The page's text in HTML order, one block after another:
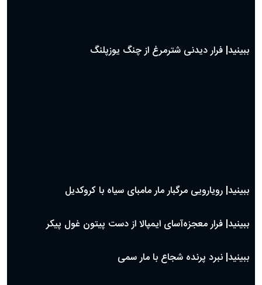
ببینید| فرار دیدنی شترمرغ از چنگ یوزپلنگ
ببینید| رویارویی مرگبار مار مامبای سیاه با کروکدیل
ببینید| فرار معجزه‌آسای ایمپالا از دست پیتون غول پیکر
ببینید| نبرد پرنده شجاع با مار سمی